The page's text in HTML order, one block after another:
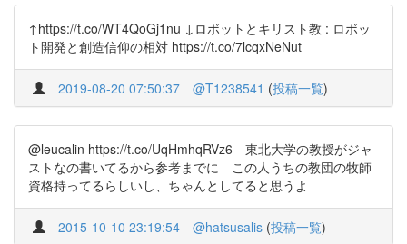
↑https://t.co/WT4QoGj1nu ↓ロボットとキリスト教 : ロボッ
ト開発と創造信仰の相対 https://t.co/7lcqxNeNut
2019-08-20 07:50:37 @T1238541 (投稿一覧)
@leucalin https://t.co/UqHmhqRVz6 東北大学の教授がジャ
ストなの書いてるから参考までに この人うちの教団の牧師
資格持ってるらしいし、ちゃんとしてると思うよ
2015-10-10 23:19:54 @hatsusalis (投稿一覧)